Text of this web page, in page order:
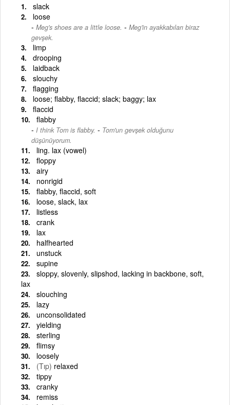
slack
loose
Meg's shoes are a little loose. - Meg'in ayakkabıları biraz
gevşek.
limp
drooping
laidback
slouchy
flagging
loose; flabby, flaccid; slack; baggy; lax
flaccid
flabby
I think Tom is flabby. - Tom'un gevşek olduğunu
düşünüyorum.
ling. lax (vowel)
floppy
airy
nonrigid
flabby, flaccid, soft
loose, slack, lax
listless
crank
lax
halfhearted
unstuck
supine
sloppy, slovenly, slipshod, lacking in backbone, soft,
lax
slouching
lazy
unconsolidated
yielding
sterling
flimsy
loosely
(Tıp) relaxed
tippy
cranky
remiss